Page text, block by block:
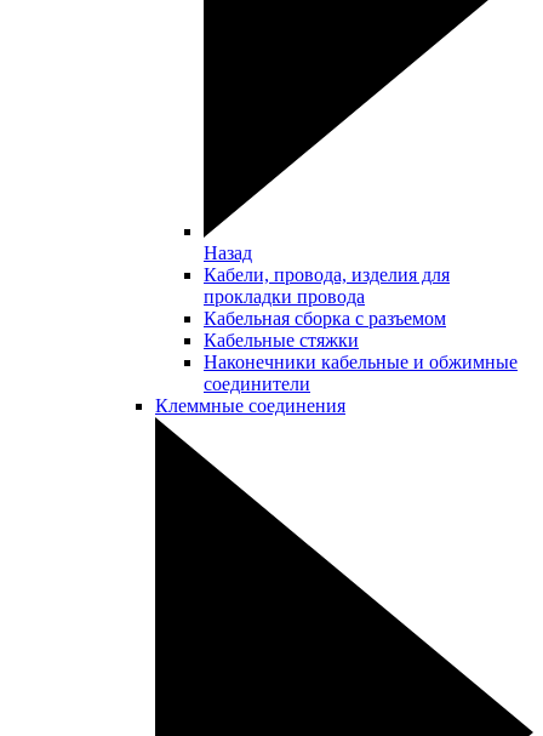
Назад
Кабели, провода, изделия для
прокладки провода
Кабельная сборка с разъемом
Кабельные стяжки
Наконечники кабельные и обжимные
соединители
Клеммные соединения